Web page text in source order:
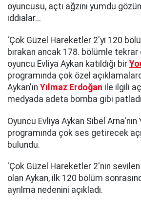
oyuncusu, açtı ağzını yumdu
iddialar...
'Çok Güzel Hareketler 2'yi 120
bırakan ancak 178. bölümle tekrar
oyuncu Evliya Aykan katıldığı bir
programında çok özel
Aykan'ın Yılmaz Erdoğan ile ilgili
medyada adeta bomba gibi
Oyuncu Evliya Aykan Sibel Arna'nın
programında çok ses getirecek
bulundu.
'Çok Güzel Hareketler 2'nin sevilen
olan Aykan, ilk 120 bölüm
ayrılma nedenini açıkladı.